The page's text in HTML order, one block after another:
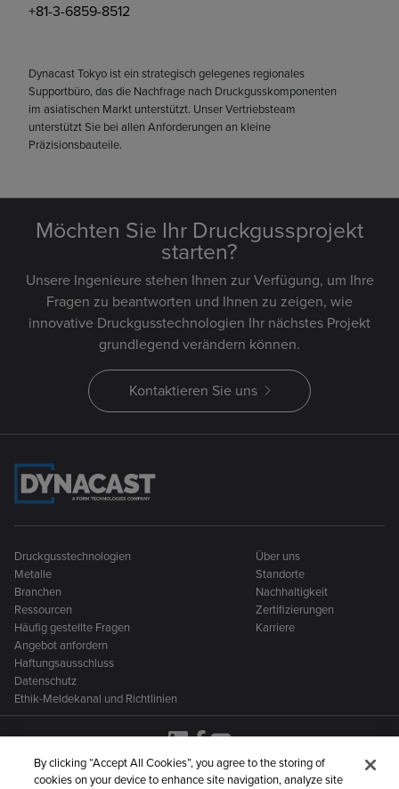
+81-3-6859-8512
Dynacast Tokyo ist ein strategisch gelegenes regionales
Supportbüro, das die Nachfrage nach Druckgusskomponenten
im asiatischen Markt unterstützt. Unser Vertriebsteam
unterstützt Sie bei allen Anforderungen an kleine
Präzisionsbauteile.
Möchten Sie Ihr Druckgussprojekt
starten?
Unsere Ingenieure stehen Ihnen zur Verfügung, um Ihre
Fragen zu beantworten und Ihnen zu zeigen, wie
innovative Druckgusstechnologien Ihr nächstes Projekt
grundlegend verändern können.
Kontaktieren Sie uns
Druckgusstechnologien
Metalle
Branchen
Ressourcen
Häufig gestellte Fragen
Über uns
Standorte
Nachhaltigkeit
Zertifizierungen
Karriere
Angebot anfordern
Haftungsausschluss
Datenschutz
Ethik-Meldekanal und Richtlinien
By clicking “Accept All Cookies”, you agree to the storing of
cookies on your device to enhance site navigation, analyze site